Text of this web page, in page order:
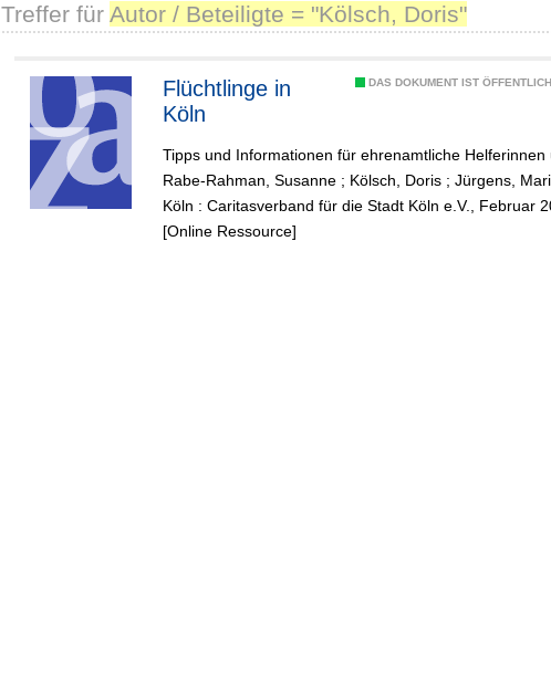
Treffer für Autor / Beteiligte = "Kölsch, Doris"
DAS DOKUMENT IST
Flüchtlinge in
Köln
Tipps und Informationen für ehrenamtliche
Rabe-Rahman, Susanne ; Kölsch, Doris ; Jürgens,
Köln : Caritasverband für die Stadt Köln e.V., Februar
[Online Ressource]